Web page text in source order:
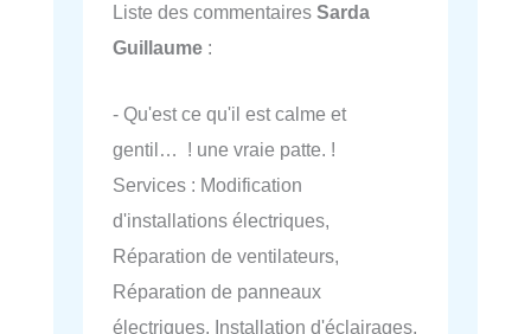
Liste des commentaires Sarda
Guillaume :
- Qu'est ce qu'il est calme et
gentil… ! une vraie patte. !
Services : Modification
d'installations électriques,
Réparation de ventilateurs,
Réparation de panneaux
électriques, Installation d'éclairages,